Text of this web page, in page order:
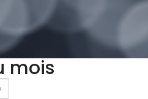
mois